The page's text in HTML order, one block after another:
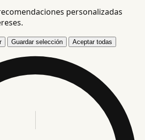
personalizadas
Guardar selección Aceptar todas